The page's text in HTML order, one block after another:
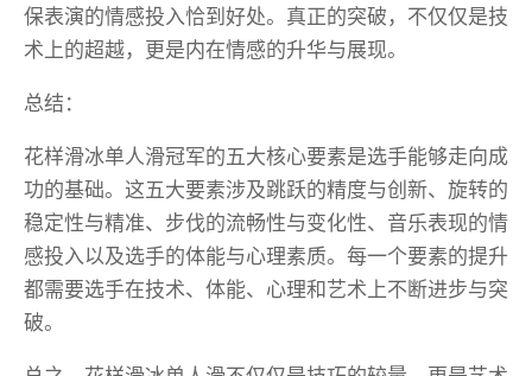
保表演的情感投入恰到好处。真正的突破，不仅仅是技
术上的超越，更是内在情感的升华与展现。
总结：
花样滑冰单人滑冠军的五大核心要素是选手能够走向成
功的基础。这五大要素涉及跳跃的精度与创新、旋转的
稳定性与精准、步伐的流畅性与变化性、音乐表现的情
感投入以及选手的体能与心理素质。每一个要素的提升
都需要选手在技术、体能、心理和艺术上不断进步与突
破。